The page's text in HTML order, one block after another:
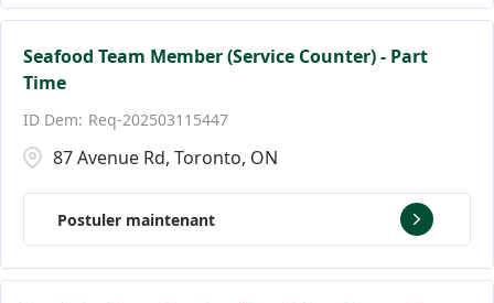
Seafood Team Member (Service Counter) - Part
Time
Req-202503115447
87 Avenue Rd, Toronto, ON
Postuler maintenant